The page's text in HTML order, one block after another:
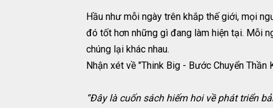
Hầu như mỗi ngày trên khắp thế giới, mọi
đó tốt hơn những gì đang làm hiện tại. Mỗi
chúng lại khác nhau.
Nhận xét về "Think Big - Bước Chuyển
“Đây là cuốn sách hiếm hoi về phát triển